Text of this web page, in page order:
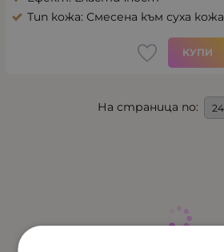
Тип кожа: Смесена към суха кожа
КУПИ
На страница по: